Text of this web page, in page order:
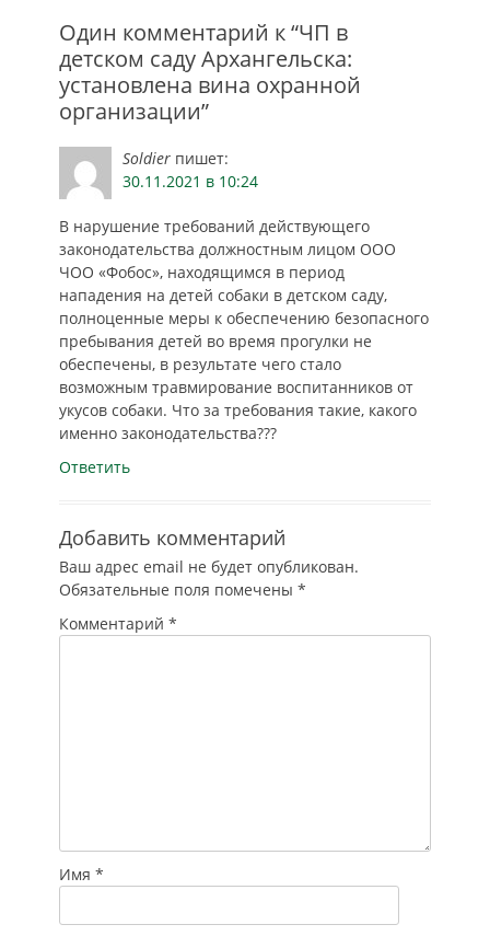
что выход
мальчика из здания
и за территорию
сада стал возможен
по…
Один комментарий к “ЧП в
детском саду Архангельска:
установлена вина охранной
организации”
Soldier пишет:
30.11.2021 в 10:24
В нарушение требований действующего
законодательства должностным лицом ООО
ЧОО «Фобос», находящимся в период
нападения на детей собаки в детском саду,
полноценные меры к обеспечению безопасного
пребывания детей во время прогулки не
обеспечены, в результате чего стало
возможным травмирование воспитанников от
укусов собаки. Что за требования такие, какого
именно законодательства???
Ответить
Добавить комментарий
Ваш адрес email не будет опубликован.
Обязательные поля помечены *
Комментарий *
Имя *